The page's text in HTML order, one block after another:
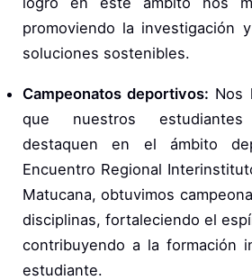
promoviendo la investigación
soluciones sostenibles.
Campeonatos deportivos: Nos
que nuestros
destaquen en el ámbito
Encuentro Regional
Matucana, obtuvimos
disciplinas, fortaleciendo el
contribuyendo a la formación
estudiante.